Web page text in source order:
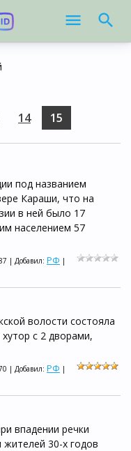
14 15
под названием
Караши, что на
в ней было 17
населением 57
| Добавил: РФ |
волости состояла
с 2 дворами,
| Добавил: РФ |
впадении речки
30-х годов